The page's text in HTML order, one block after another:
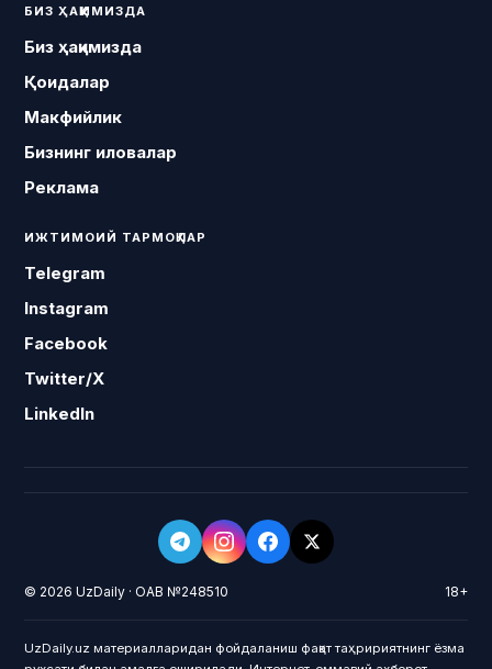
БИЗ ҲАҚИМИЗДА
Биз ҳақимизда
Қоидалар
Макфийлик
Бизнинг иловалар
Реклама
ИЖТИМОИЙ ТАРМОҚЛАР
Telegram
Instagram
Facebook
Twitter/X
LinkedIn
© 2026 UzDaily · ОАВ №248510 18+
UzDaily.uz материалларидан фойдаланиш фақат таҳририятнинг ёзма